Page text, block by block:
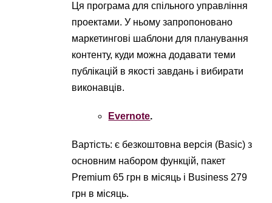
Ця програма для спільного управління
проектами. У ньому запропоновано
маркетингові шаблони для планування
контенту, куди можна додавати теми
публікацій в якості завдань і вибирати
виконавців.
Evernote.
Вартість: є безкоштовна версія (Basic) з
основним набором функцій, пакет
Premium 65 грн в місяць і Business 279
грн в місяць.